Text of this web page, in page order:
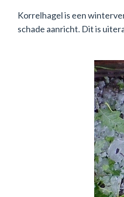
Korrelhagel is een
schade aanricht. Dit is